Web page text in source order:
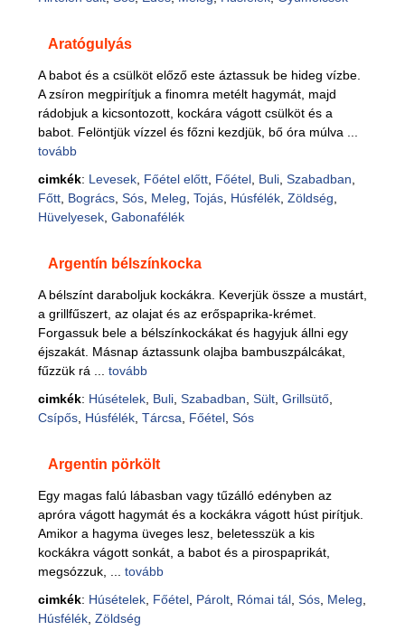
Aratógulyás
A babot és a csülköt előző este áztassuk be hideg vízbe.
A zsíron megpirítjuk a finomra metélt hagymát, majd
rádobjuk a kicsontozott, kockára vágott csülköt és a
babot. Felöntjük vízzel és főzni kezdjük, bő óra múlva ...
tovább
cimkék: Levesek, Főétel előtt, Főétel, Buli, Szabadban
Főtt, Bogrács, Sós, Meleg Tojás, Húsfélék, Zöldség
Hüvelyesek, Gabonafélék
Argentín bélszínkocka
A bélszínt daraboljuk kockákra. Keverjük össze a mustárt,
a grillfűszert, az olajat és az erőspaprika-krémet.
Forgassuk bele a bélszínkockákat és hagyjuk állni egy
éjszakát. Másnap áztassunk olajba bambuszpálcákat,
fűzzük rá ... tovább
cimkék: Húsételek, Buli, Szabadban Sült, Grillsütő,
Csípős, Húsfélék, Tárcsa Főétel, Sós
Argentin pörkölt
Egy magas falú lábasban vagy tűzálló edényben az
apróra vágott hagymát és a kockákra vágott húst pirítjuk.
Amikor a hagyma üveges lesz, beletesszük a kis
kockákra vágott sonkát, a babot és a pirospaprikát,
megsózzuk, ... tovább
cimkék: Húsételek, Főétel, Párolt, Római tál, Sós, Meleg
Húsfélék, Zöldség